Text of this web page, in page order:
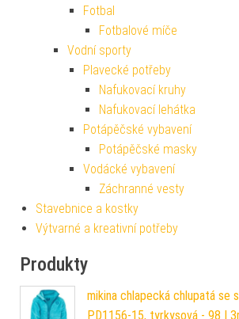
Fotbal
Fotbalové míče
Vodní sporty
Plavecké potřeby
Nafukovací kruhy
Nafukovací lehátka
Potápěčské vybavení
Potápěčské masky
Vodácké vybavení
Záchranné vesty
Stavebnice a kostky
Výtvarné a kreativní potřeby
Produkty
mikina chlapecká chlupatá se
PD1156-15, tyrkysová - 98 |